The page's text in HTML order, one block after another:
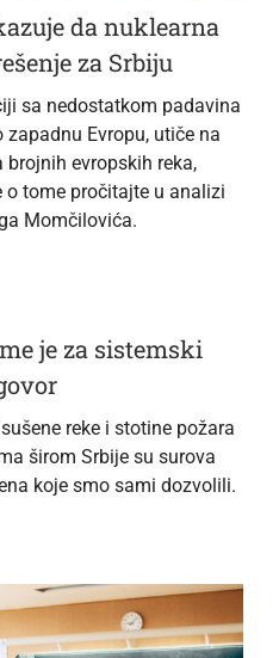
da nuklearna
za Srbiju
sa nedostatkom padavina
Evropu, utiče na
evropskih reka,
o tome pročitajte u analizi
Momčilovića.
je za sistemski
reke i stotine požara
širom Srbije su surova
koje smo sami dozvolili.